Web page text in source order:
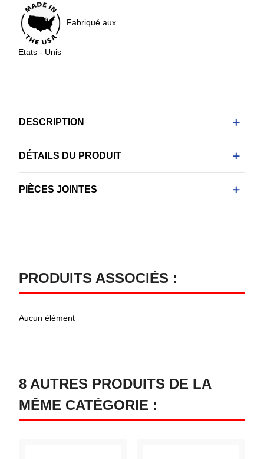
Fabriqué aux
Etats - Unis
DESCRIPTION
DÉTAILS DU PRODUIT
PIÈCES JOINTES
PRODUITS ASSOCIÉS :
Aucun élément
8 AUTRES PRODUITS DE LA
MÊME CATÉGORIE :